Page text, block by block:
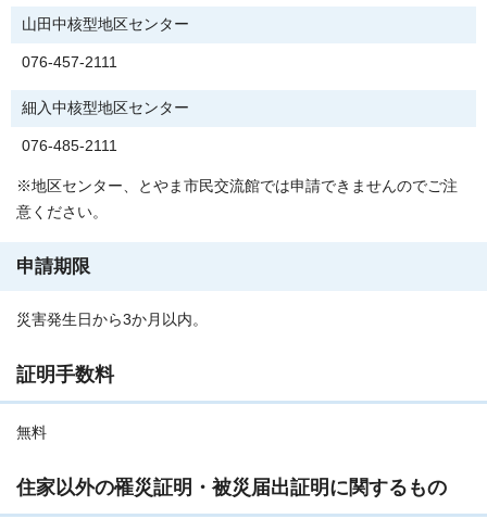
山田中核型地区センター
076-457-2111
細入中核型地区センター
076-485-2111
※地区センター、とやま市民交流館では申請できませんのでご注
意ください。
申請期限
災害発生日から3か月以内。
証明手数料
無料
住家以外の罹災証明・被災届出証明に関するもの